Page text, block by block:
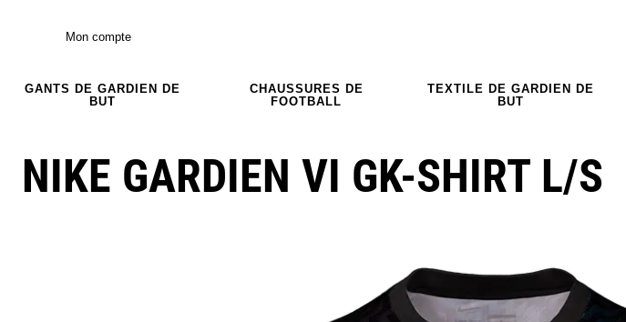
Mon compte
GANTS DE GARDIEN DE
BUT
CHAUSSURES DE
FOOTBALL
TEXTILE DE GARDIEN DE
BUT
NIKE GARDIEN VI GK-SHIRT L/S